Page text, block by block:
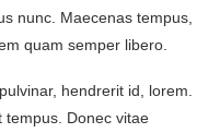
nunc. Maecenas tempus,
quam semper libero.
hendrerit id, lorem.
tempus. Donec vitae